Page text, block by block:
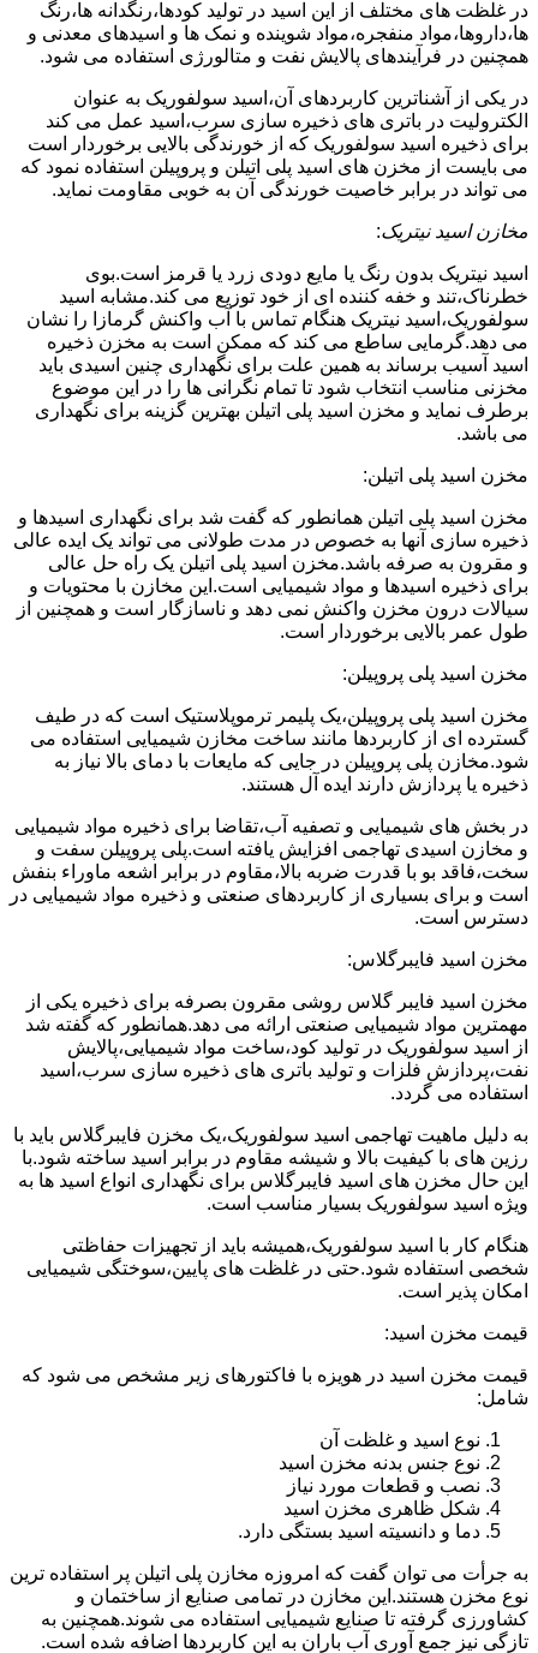
در غلظت های مختلف از این اسید در تولید کودها،رنگدانه ها،رنگ
ها،داروها،مواد منفجره،مواد شوینده و نمک ها و اسیدهای معدنی و
همچنین در فرآیندهای پالایش نفت و متالورژی استفاده می شود.
در یکی از آشناترین کاربردهای آن،اسید سولفوریک به عنوان
الکترولیت در باتری های ذخیره سازی سرب،اسید عمل می کند
برای ذخیره اسید سولفوریک که از خورندگی بالایی برخوردار است
می بایست از مخزن های اسید پلی اتیلن و پروپیلن استفاده نمود که
می تواند در برابر خاصیت خورندگی آن به خوبی مقاومت نماید.
مخازن اسید نیتریک:
اسید نیتریک بدون رنگ یا مایع دودی زرد یا قرمز است.بوی
خطرناک،تند و خفه کننده ای از خود توزیع می کند.مشابه اسید
سولفوریک،اسید نیتریک هنگام تماس با آب واکنش گرمازا را نشان
می دهد.گرمایی ساطع می کند که ممکن است به مخزن ذخیره
اسید آسیب برساند به همین علت برای نگهداری چنین اسیدی باید
مخزنی مناسب انتخاب شود تا تمام نگرانی ها را در این موضوع
برطرف نماید و مخزن اسید پلی اتیلن بهترین گزینه برای نگهداری
می باشد.
مخزن اسید پلی اتیلن:
مخزن اسید پلی اتیلن همانطور که گفت شد برای نگهداری اسیدها و
ذخیره سازی آنها به خصوص در مدت طولانی می تواند یک ایده عالی
و مقرون به صرفه باشد.مخزن اسید پلی اتیلن یک راه حل عالی
برای ذخیره اسیدها و مواد شیمیایی است.این مخازن با محتویات و
سیالات درون مخزن واکنش نمی دهد و ناسازگار است و همچنین از
طول عمر بالایی برخوردار است.
مخزن اسید پلی پروپیلن:
مخزن اسید پلی پروپیلن،یک پلیمر ترموپلاستیک است که در طیف
گسترده ای از کاربردها مانند ساخت مخازن شیمیایی استفاده می
شود.مخازن پلی پروپیلن در جایی که مایعات با دمای بالا نیاز به
ذخیره یا پردازش دارند ایده آل هستند.
در بخش های شیمیایی و تصفیه آب،تقاضا برای ذخیره مواد شیمیایی
و مخازن اسیدی تهاجمی افزایش یافته است.پلی پروپیلن سفت و
سخت،فاقد بو با قدرت ضربه بالا،مقاوم در برابر اشعه ماوراء بنفش
است و برای بسیاری از کاربردهای صنعتی و ذخیره مواد شیمیایی در
دسترس است.
مخزن اسید فایبرگلاس:
مخزن اسید فایبر گلاس روشی مقرون بصرفه برای ذخیره یکی از
مهمترین مواد شیمیایی صنعتی ارائه می دهد.همانطور که گفته شد
از اسید سولفوریک در تولید کود،ساخت مواد شیمیایی،پالایش
نفت،پردازش فلزات و تولید باتری های ذخیره سازی سرب،اسید
استفاده می گردد.
به دلیل ماهیت تهاجمی اسید سولفوریک،یک مخزن فایبرگلاس باید با
رزین های با کیفیت بالا و شیشه مقاوم در برابر اسید ساخته شود.با
این حال مخزن های اسید فایبرگلاس برای نگهداری انواع اسید ها به
ویژه اسید سولفوریک بسیار مناسب است.
هنگام کار با اسید سولفوریک،همیشه باید از تجهیزات حفاظتی
شخصی استفاده شود.حتی در غلظت های پایین،سوختگی شیمیایی
امکان پذیر است.
قیمت مخزن اسید:
قیمت مخزن اسید در هویزه با فاکتورهای زیر مشخص می شود که
شامل:
نوع اسید و غلظت آن
نوع جنس بدنه مخزن اسید
نصب و قطعات مورد نیاز
شکل ظاهری مخزن اسید
دما و دانسیته اسید بستگی دارد.
به جرأت می توان گفت که امروزه مخازن پلی اتیلن پر استفاده ترین
نوع مخزن هستند.این مخازن در تمامی صنایع از ساختمان و
کشاورزی گرفته تا صنایع شیمیایی استفاده می شوند.همچنین به
تازگی نیز جمع آوری آب باران به این کاربردها اضافه شده است.